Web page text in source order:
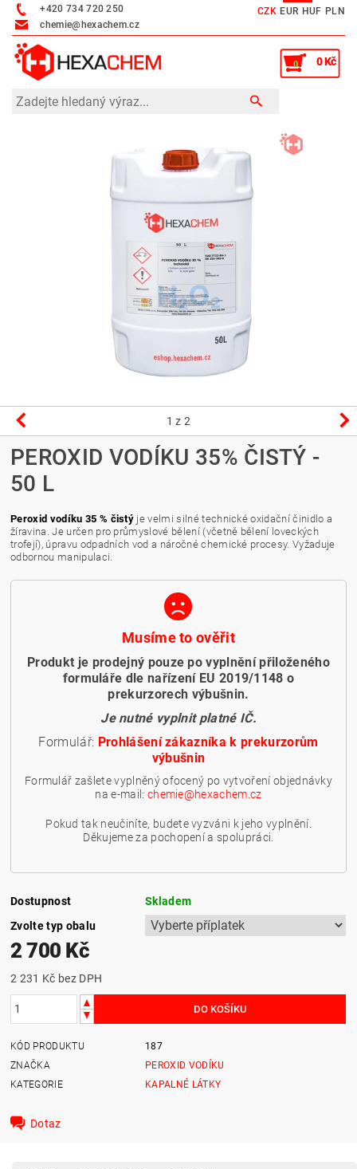
+420 734 720 250
chemie@hexachem.cz
CZK EUR HUF PLN
0 0 Kč
1 z 2
PEROXID VODÍKU 35% ČISTÝ -
50 L
Peroxid vodíku 35 % čistý je velmi silné technické oxidační činidlo a
žíravina. Je určen pro průmyslové bělení (včetně bělení loveckých
trofejí), úpravu odpadních vod a náročné chemické procesy. Vyžaduje
odbornou manipulaci.
Musíme to ověřit
Produkt je prodejný pouze po vyplnění přiloženého
formuláře dle nařízení EU 2019/1148 o
prekurzorech výbušnin.
Je nutné vyplnit platné IČ.
Formulář: Prohlášení zákazníka k prekurzorům
výbušnin
Formulář zašlete vyplněný ofocený po vytvoření objednávky
na e-mail: chemie@hexachem.cz
Pokud tak neučiníte, budete vyzváni k jeho vyplnění.
Děkujeme za pochopení a spolupráci.
Dostupnost
Skladem
Zvolte typ obalu
2 700 Kč
2 231 Kč bez DPH
KÓD PRODUKTU
187
ZNAČKA
PEROXID VODÍKU
KATEGORIE
KAPALNÉ LÁTKY
Dotaz